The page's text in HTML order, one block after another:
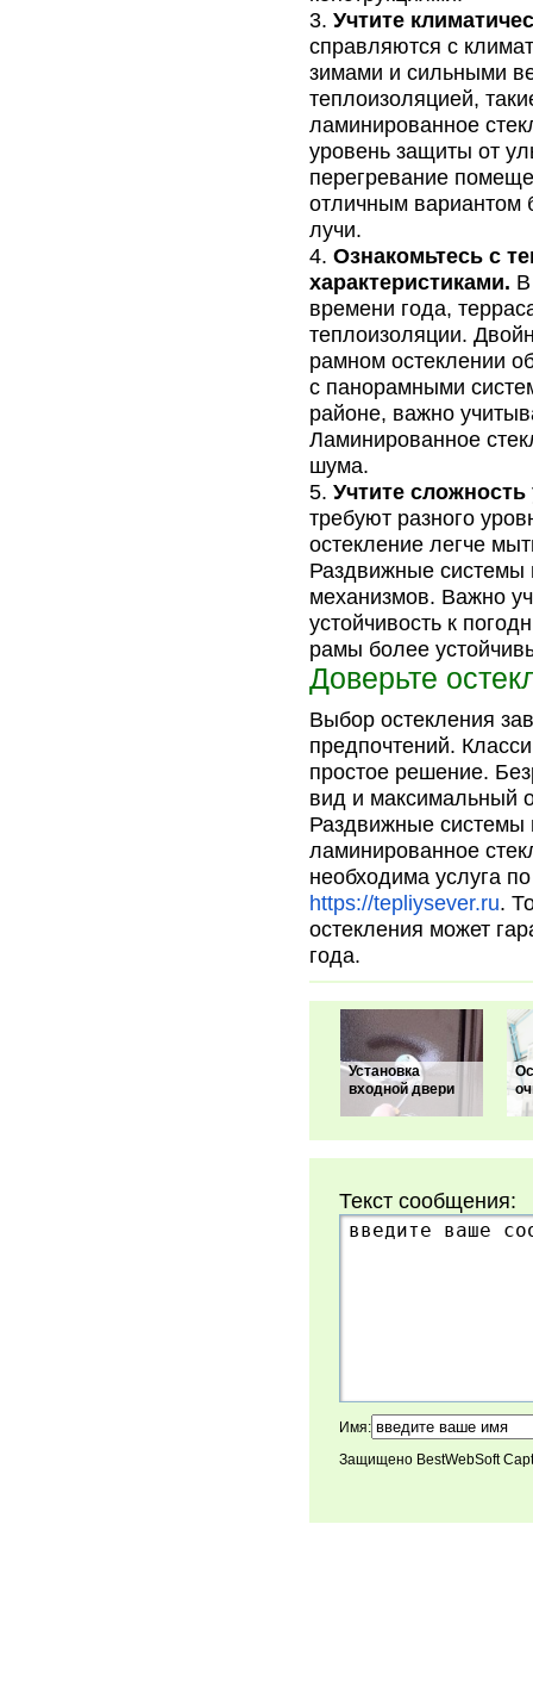
Учтите
справляются с
зимами и сильными
теплоизоляцией,
ламинированное
уровень защиты от
перегревание
отличным вариантом
лучи.
Ознакомьтесь с
характеристиками.
времени года,
теплоизоляции.
рамном остеклении
с панорамными
районе, важно
Ламинированное
шума.
Учтите
требуют разного
остекление легче
Раздвижные системы
механизмов. Важно
устойчивость к
рамы более
Доверьте
Выбор остекления
предпочтений.
простое решение.
вид и максимальный
Раздвижные системы
ламинированное
необходима услуга
https://tepliysever.ru.
остекления может
года.
Установка
входной двери
Текст сообщения:
Имя:
Защищено BestWebSoft